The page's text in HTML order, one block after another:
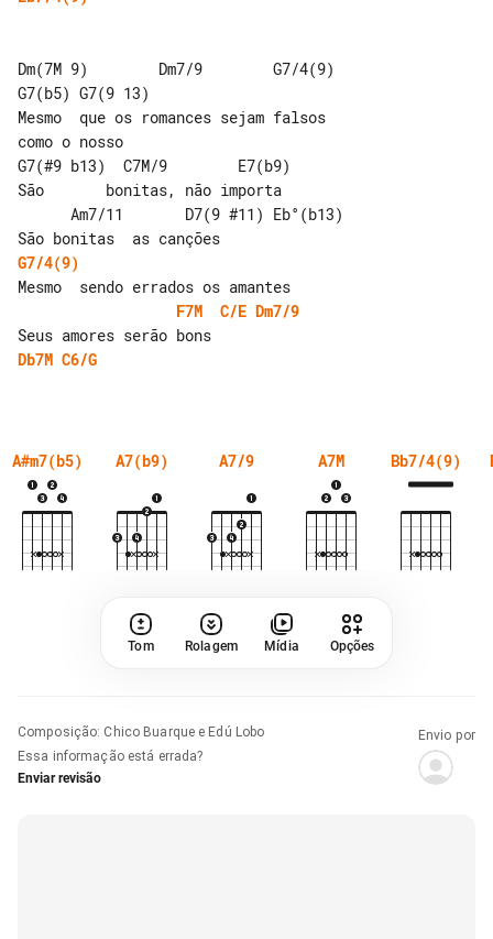
Dm(7M 9)        Dm7/9        G7/4(9)
G7(b5) G7(9 13)
Mesmo  que os romances sejam falsos
como o nosso
G7(#9 b13)  C7M/9        E7(b9)
São       bonitas, não importa
G7/4(9)
F7M
C/E Dm7/9
Db7M C6/G
A#m7(b5) A7(b9) A7/9 A7M Bb7/4(9)
Tom Rolagem Mídia Opções
Composição: Chico Buarque e Edú Lobo
Essa informação está errada?
Enviar revisão
Envio por